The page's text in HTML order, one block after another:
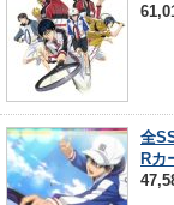
全
Rカ